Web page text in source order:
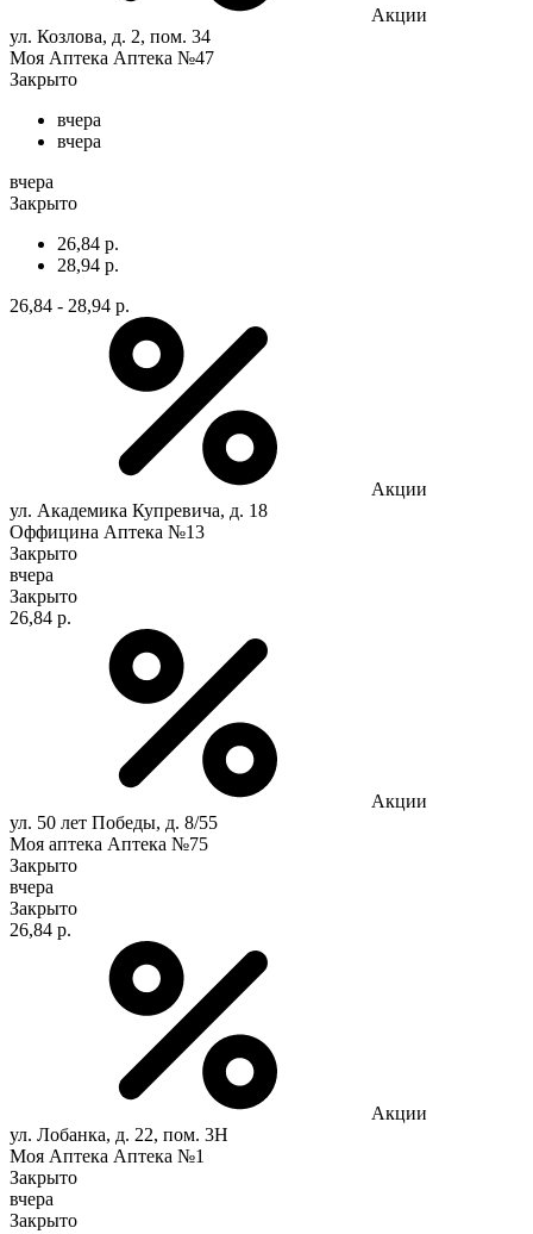
Акции
ул. Козлова, д. 2, пом. 34
Моя Аптека Аптека №47
Закрыто
вчера
вчера
вчера
Закрыто
26,84 р.
28,94 р.
26,84 - 28,94 р.
Акции
ул. Академика Купревича, д. 18
Оффицина Аптека №13
Закрыто
вчера
Закрыто
26,84 р.
Акции
ул. 50 лет Победы, д. 8/55
Моя аптека Аптека №75
Закрыто
вчера
Закрыто
26,84 р.
Акции
ул. Лобанка, д. 22, пом. 3Н
Моя Аптека Аптека №1
Закрыто
вчера
Закрыто